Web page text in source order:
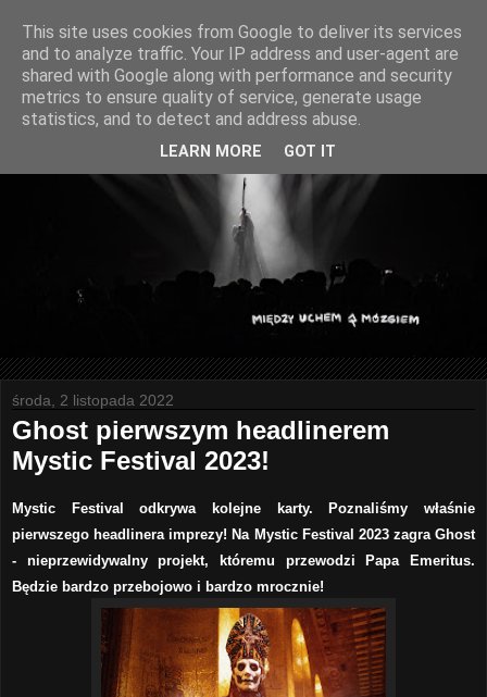
środa, 2 listopada 2022
Ghost pierwszym headlinerem
Mystic Festival 2023!
Mystic Festival odkrywa kolejne karty. Poznaliśmy właśnie
pierwszego headlinera imprezy! Na Mystic Festival 2023 zagra Ghost
- nieprzewidywalny projekt, któremu przewodzi Papa Emeritus.
Będzie bardzo przebojowo i bardzo mrocznie!
This site uses cookies from Google to deliver its services
and to analyze traffic. Your IP address and user-agent are
shared with Google along with performance and security
metrics to ensure quality of service, generate usage
statistics, and to detect and address abuse.
LEARN MORE GOT IT